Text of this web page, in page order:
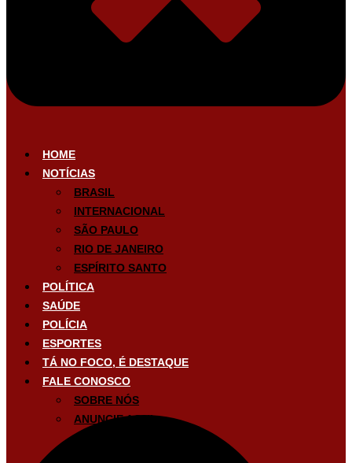
HOME
NOTÍCIAS
BRASIL
INTERNACIONAL
SÃO PAULO
RIO DE JANEIRO
ESPÍRITO SANTO
POLÍTICA
SAÚDE
POLÍCIA
ESPORTES
TÁ NO FOCO, É DESTAQUE
FALE CONOSCO
SOBRE NÓS
ANUNCIE AQUI